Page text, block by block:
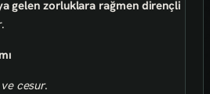
gelen zorluklara rağmen dirençli
cesur.